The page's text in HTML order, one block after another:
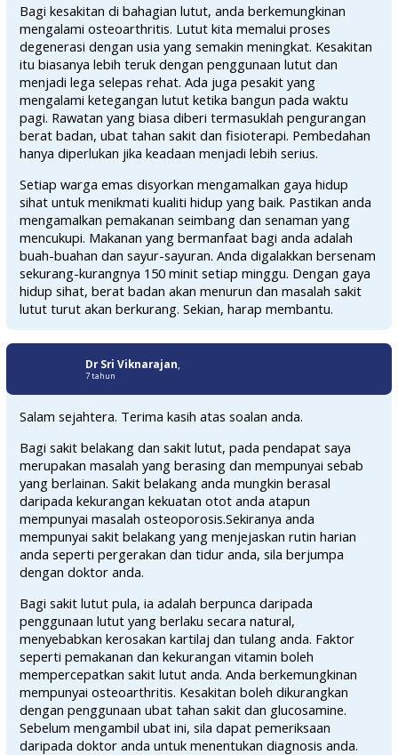
Bagi kesakitan di bahagian lutut, anda berkemungkinan
mengalami osteoarthritis. Lutut kita memalui proses
degenerasi dengan usia yang semakin meningkat. Kesakitan
itu biasanya lebih teruk dengan penggunaan lutut dan
menjadi lega selepas rehat. Ada juga pesakit yang
mengalami ketegangan lutut ketika bangun pada waktu
pagi. Rawatan yang biasa diberi termasuklah pengurangan
berat badan, ubat tahan sakit dan fisioterapi. Pembedahan
hanya diperlukan jika keadaan menjadi lebih serius.
Setiap warga emas disyorkan mengamalkan gaya hidup
sihat untuk menikmati kualiti hidup yang baik. Pastikan anda
mengamalkan pemakanan seimbang dan senaman yang
mencukupi. Makanan yang bermanfaat bagi anda adalah
buah-buahan dan sayur-sayuran. Anda digalakkan bersenam
sekurang-kurangnya 150 minit setiap minggu. Dengan gaya
hidup sihat, berat badan akan menurun dan masalah sakit
lutut turut akan berkurang. Sekian, harap membantu.
Dr Sri Viknarajan
7 tahun
Salam sejahtera. Terima kasih atas soalan anda.
Bagi sakit belakang dan sakit lutut, pada pendapat saya
merupakan masalah yang berasing dan mempunyai sebab
yang berlainan. Sakit belakang anda mungkin berasal
daripada kekurangan kekuatan otot anda atapun
mempunyai masalah osteoporosis.Sekiranya anda
mempunyai sakit belakang yang menjejaskan rutin harian
anda seperti pergerakan dan tidur anda, sila berjumpa
dengan doktor anda.
Bagi sakit lutut pula, ia adalah berpunca daripada
penggunaan lutut yang berlaku secara natural,
menyebabkan kerosakan kartilaj dan tulang anda. Faktor
seperti pemakanan dan kekurangan vitamin boleh
mempercepatkan sakit lutut anda. Anda berkemungkinan
mempunyai osteoarthritis. Kesakitan boleh dikurangkan
dengan penggunaan ubat tahan sakit dan glucosamine.
Sebelum mengambil ubat ini, sila dapat pemeriksaan
daripada doktor anda untuk menentukan diagnosis anda.